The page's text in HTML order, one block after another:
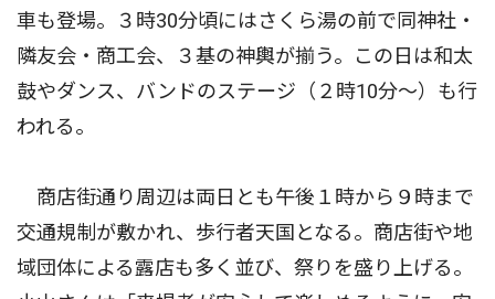
車も登場。３時30分頃にはさくら湯の前で同神社・
隣友会・商工会、３基の神輿が揃う。この日は和太
鼓やダンス、バンドのステージ（２時10分〜）も行
われる。
商店街通り周辺は両日とも午後１時から９時まで
交通規制が敷かれ、歩行者天国となる。商店街や地
域団体による露店も多く並び、祭りを盛り上げる。